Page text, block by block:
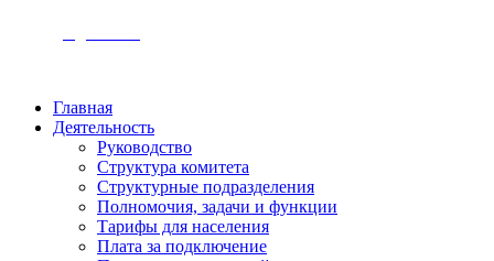
Главная
Деятельность
Руководство
Структура комитета
Структурные подразделения
Полномочия, задачи и функции
Тарифы для населения
Плата за подключение